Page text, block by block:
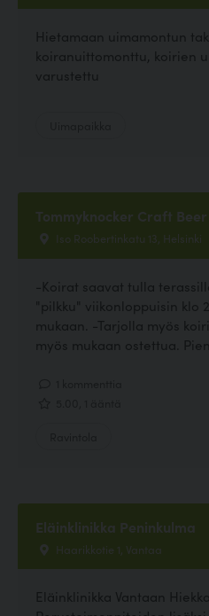
Hietamaan uimamontun
koiranuittomonttu, koirien
varustettu
Tommyknocker Craft
Iso Roobertinkatu 13, Helsinki
-Koirat saavat tulla
"pilkku" viikonloppuisin klo
mukaan. -Tarjolla myös
myös mukaan ostettua.
Eläinklinikka Peninkulma
Haarikkotie 1, Vantaa
Eläinklinikka Vantaan